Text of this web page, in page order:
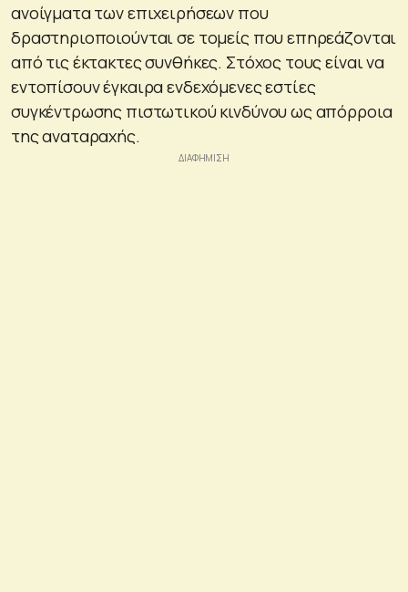
ανοίγματα των επιχειρήσεων που
δραστηριοποιούνται σε τομείς που επηρεάζονται
από τις έκτακτες συνθήκες. Στόχος τους είναι να
εντοπίσουν έγκαιρα ενδεχόμενες εστίες
συγκέντρωσης πιστωτικού κινδύνου ως απόρροια
της αναταραχής.